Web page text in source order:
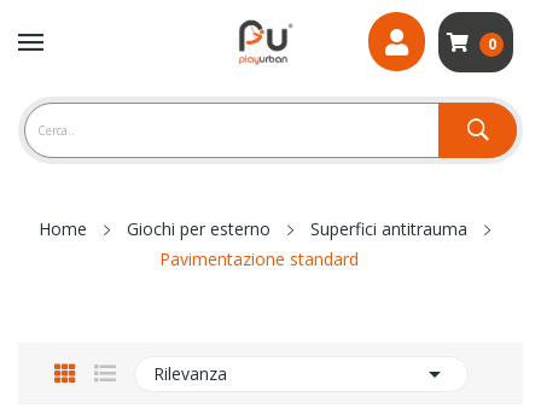
0
Home Giochi per esterno
Superfici antitrauma
Pavimentazione standard
Rilevanza 